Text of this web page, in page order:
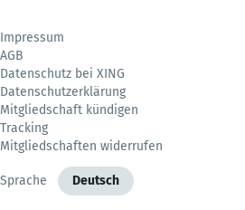
Impressum
AGB
Datenschutz bei XING
Datenschutzerklärung
Mitgliedschaft kündigen
Tracking
Mitgliedschaften widerrufen
Sprache Deutsch